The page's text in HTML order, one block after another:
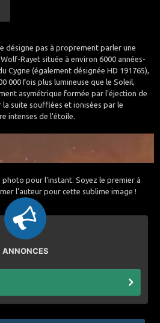
désigne pas à proprement parler une
Rayet située à environ 6000 années-
Cygne (également désignée HD 191765),
000 fois plus lumineuse que le Soleil,
asymétrique formée par l'éjection de
la suite soufflées et ionisées par le
intenses de l'étoile.
pour l'instant. Soyez le premier à
l'auteur pour cette sublime image !
ANNONCES